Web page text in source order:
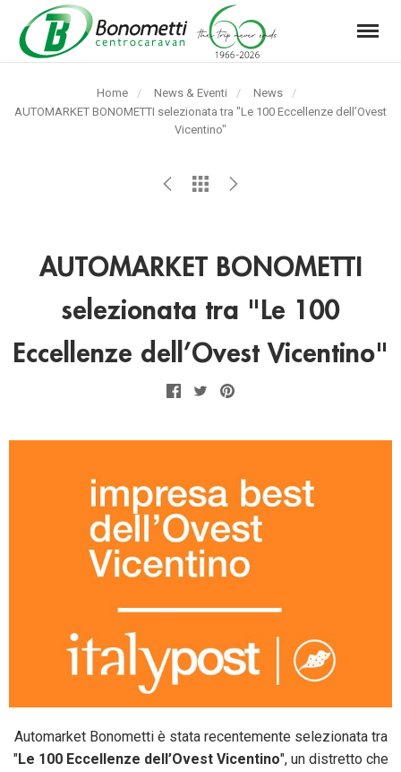
Automarket
Srl
Menu
Home News & Eventi
News
Pagina
AUTOMARKET BONOMETTI selezionata tra "Le 100 Eccellenze dell’Ovest
Vicentino"
AUTOMARKET BONOMETTI
selezionata tra "Le 100
Eccellenze dell’Ovest Vicentino"
Automarket Bonometti è stata recentemente selezionata tra
"Le 100 Eccellenze dell’Ovest Vicentino", un distretto che